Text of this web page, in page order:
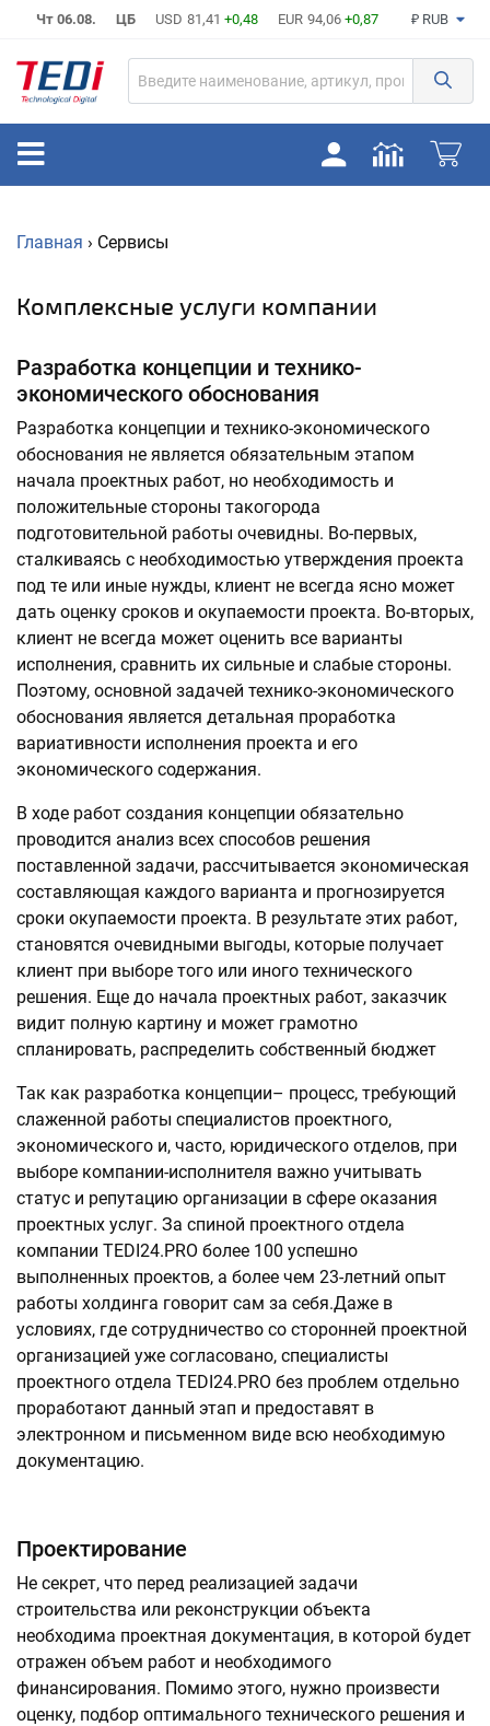
Чт 06.08. ЦБ USD 81,41 +0,48 EUR 94,06 +0,87 ₽ RUB
Главная › Сервисы
Комплексные услуги компании
Разработка концепции и технико-
экономического обоснования
Разработка концепции и технико-экономического
обоснования не является обязательным этапом
начала проектных работ, но необходимость и
положительные стороны такогорода
подготовительной работы очевидны. Во-первых,
сталкиваясь с необходимостью утверждения проекта
под те или иные нужды, клиент не всегда ясно может
дать оценку сроков и окупаемости проекта. Во-вторых,
клиент не всегда может оценить все варианты
исполнения, сравнить их сильные и слабые стороны.
Поэтому, основной задачей технико-экономического
обоснования является детальная проработка
вариативности исполнения проекта и его
экономического содержания.
В ходе работ создания концепции обязательно
проводится анализ всех способов решения
поставленной задачи, рассчитывается экономическая
составляющая каждого варианта и прогнозируется
сроки окупаемости проекта. В результате этих работ,
становятся очевидными выгоды, которые получает
клиент при выборе того или иного технического
решения. Еще до начала проектных работ, заказчик
видит полную картину и может грамотно
спланировать, распределить собственный бюджет
Так как разработка концепции– процесс, требующий
слаженной работы специалистов проектного,
экономического и, часто, юридического отделов, при
выборе компании-исполнителя важно учитывать
статус и репутацию организации в сфере оказания
проектных услуг. За спиной проектного отдела
компании TEDI24.PRO более 100 успешно
выполненных проектов, а более чем 23-летний опыт
работы холдинга говорит сам за себя.Даже в
условиях, где сотрудничество со сторонней проектной
организацией уже согласовано, специалисты
проектного отдела TEDI24.PRO без проблем отдельно
проработают данный этап и предоставят в
электронном и письменном виде всю необходимую
документацию.
Проектирование
Не секрет, что перед реализацией задачи
строительства или реконструкции объекта
необходима проектная документация, в которой будет
отражен объем работ и необходимого
финансирования. Помимо этого, нужно произвести
оценку, подбор оптимального технического решения и